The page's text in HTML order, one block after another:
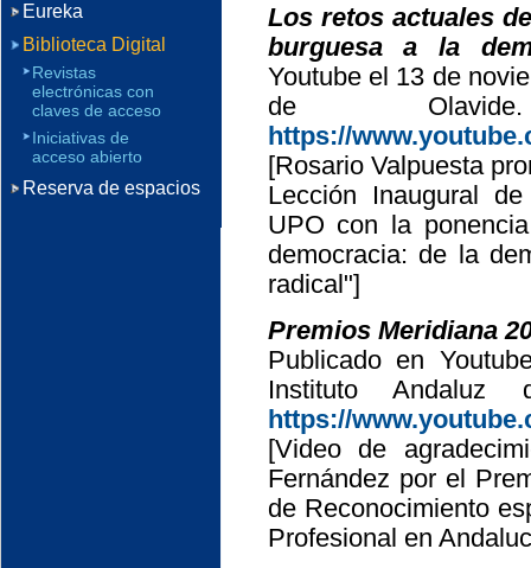
Los retos actuales
burguesa a la
Youtube el 13 de
de
https://
[Rosario Valpuesta
Lección Inaugural
UPO con la
democracia: de la
radical"]
Premios Meridiana
Publicado en
Instituto
https://
[Video de
Fernández por el
de Reconocimiento
Profesional en
Eureka
Biblioteca Digital
Revistas
electrónicas con
claves de acceso
Iniciativas de
acceso abierto
Reserva de espacios